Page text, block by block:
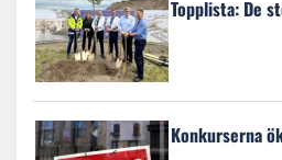
Topplista: De
Konkurserna